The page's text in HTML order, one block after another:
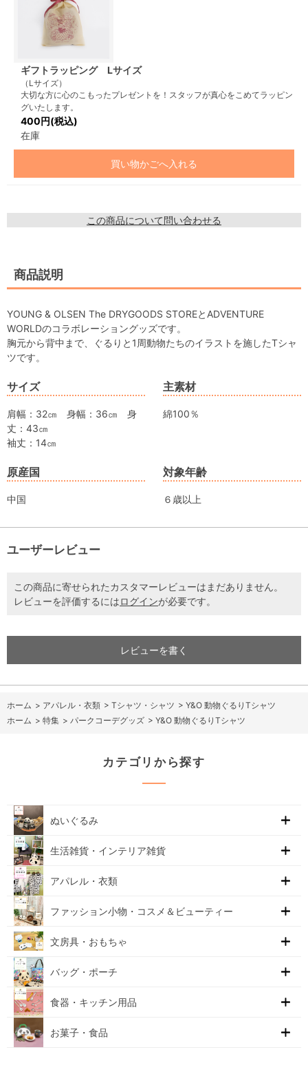
ギフトラッピング Lサイズ
（Lサイズ）
大切な方に心のこもったプレゼントを！スタッフが真心をこめてラッピン
グいたします。
400円(税込)
在庫
買い物かごへ入れる
この商品について問い合わせる
商品説明
YOUNG & OLSEN The DRYGOODS STOREとADVENTURE
WORLDのコラボレーショングッズです。
胸元から背中まで、ぐるりと1周動物たちのイラストを施したTシャ
ツです。
サイズ
肩幅：32㎝ 身幅：36㎝ 身
丈：43㎝
袖丈：14㎝
主素材
綿100％
原産国
中国
対象年齢
６歳以上
ユーザーレビュー
この商品に寄せられたカスタマーレビューはまだありません。
レビューを評価するにはログインが必要です。
レビューを書く
ホーム > アパレル・衣類 > Tシャツ・シャツ > Y&O 動物ぐるりTシャツ
ホーム > 特集 > パークコーデグッズ > Y&O 動物ぐるりTシャツ
カテゴリから探す
ぬいぐるみ
生活雑貨・インテリア雑貨
アパレル・衣類
ファッション小物・コスメ＆ビューティー
文房具・おもちゃ
バッグ・ポーチ
食器・キッチン用品
お菓子・食品